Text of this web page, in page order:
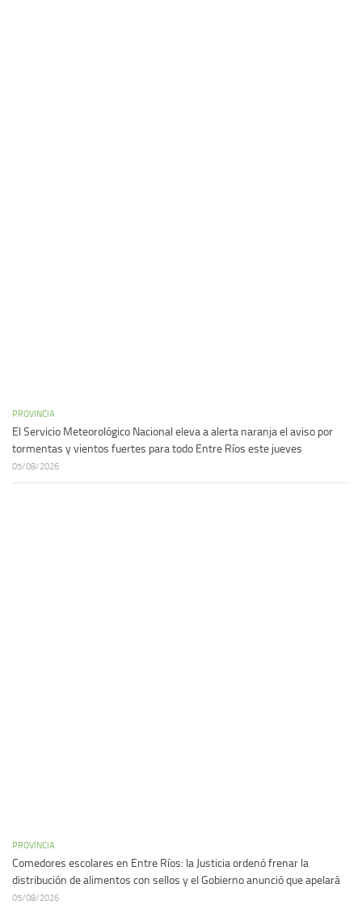
PROVINCIA
El Servicio Meteorológico Nacional eleva a alerta naranja el aviso por
tormentas y vientos fuertes para todo Entre Ríos este jueves
05/08/2026
PROVINCIA
Comedores escolares en Entre Ríos: la Justicia ordenó frenar la
distribución de alimentos con sellos y el Gobierno anunció que apelará
05/08/2026